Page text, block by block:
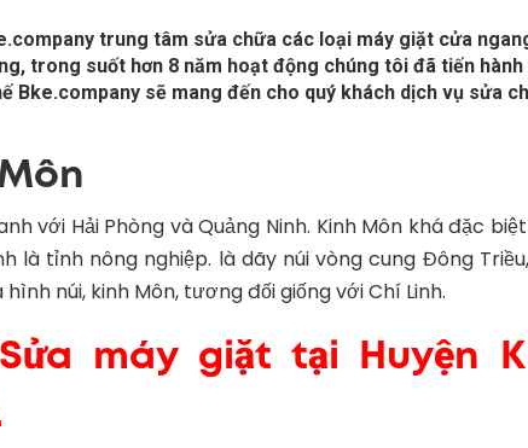
trung tâm sửa chữa các loại máy giặt cửa
trong suốt hơn 8 năm hoạt động chúng tôi đã tiến
Bke.company sẽ mang đến cho quý khách dịch vụ sửa
với Hải Phòng và Quảng Ninh. Kinh Môn khá đặc
là tỉnh nông nghiệp. là dãy núi vòng cung Đông
núi, kinh Môn, tương đối giống với Chí Linh.
máy giặt tại Huyện